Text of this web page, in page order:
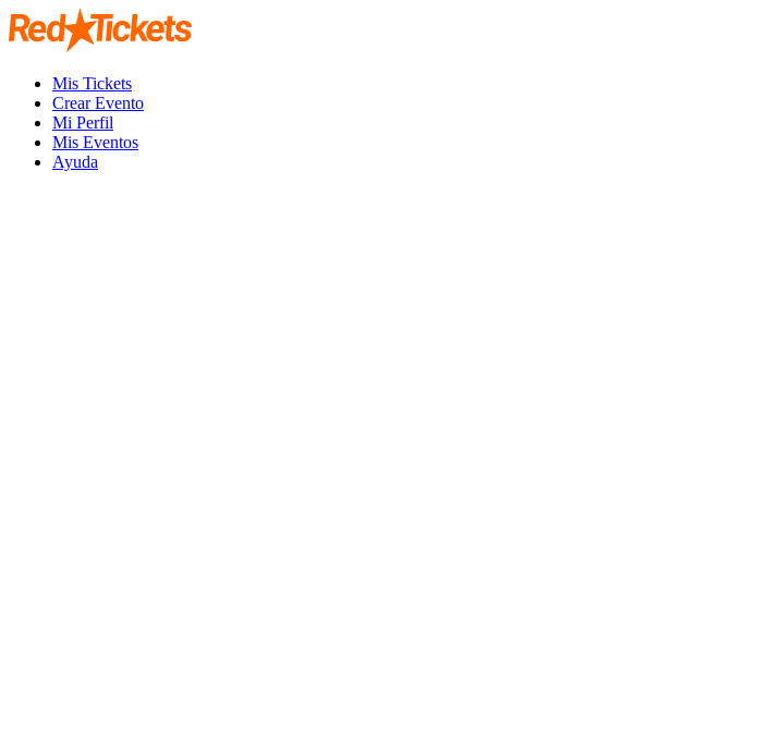
Mis Tickets
Crear Evento
Mi Perfil
Mis Eventos
Ayuda